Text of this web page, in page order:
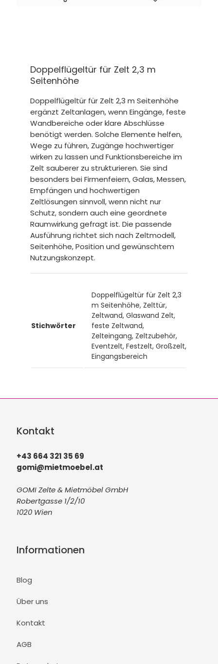
Doppelflügeltür für Zelt 2,3 m
Seitenhöhe
Doppelflügeltür für Zelt 2,3 m Seitenhöhe
ergänzt Zeltanlagen, wenn Eingänge, feste
Wandbereiche oder klare Abschlüsse
benötigt werden. Solche Elemente helfen,
Wege zu führen, Zugänge hochwertiger
wirken zu lassen und Funktionsbereiche im
Zelt sauberer zu strukturieren. Sie sind
besonders bei Firmenfeiern, Galas, Messen,
Empfängen und hochwertigen
Zeltlösungen sinnvoll, wenn nicht nur
Schutz, sondern auch eine geordnete
Raumwirkung gefragt ist. Die passende
Ausführung richtet sich nach Zeltmodell,
Seitenhöhe, Position und gewünschtem
Nutzungskonzept.
Stichwörter
Doppelflügeltür für Zelt 2,3
m Seitenhöhe, Zelttür,
Zeltwand, Glaswand Zelt,
feste Zeltwand,
Zelteingang, Zeltzubehör,
Eventzelt, Festzelt, Großzelt,
Eingangsbereich
Kontakt
+43 664 321 35 69
gomi@mietmoebel.at
GOMI Zelte & Mietmöbel GmbH
Robertgasse 1/2/10
1020 Wien
Informationen
Blog
Über uns
Kontakt
AGB